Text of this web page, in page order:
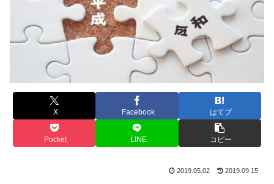
X Facebook はてブ
Pocket LINE コピー
2019.05.02 2019.09.15